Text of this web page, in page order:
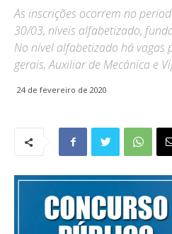
As inscrições ocorrem no
30/03, níveis alfabetizado,
No nível alfabetizado há vagas
gerais, Auxiliar de Mecânica e
24 de fevereiro de 2020